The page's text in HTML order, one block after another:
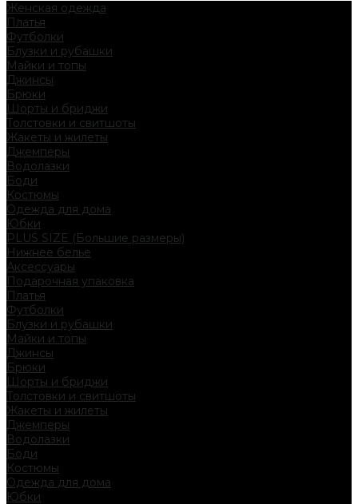
Женская одежда
Платья
Футболки
Блузки и рубашки
Майки и топы
Джинсы
Брюки
Шорты и бриджи
Толстовки и свитшоты
Жакеты и жилеты
Джемперы
Водолазки
Боди
Костюмы
Одежда для дома
Юбки
PLUS SIZE (Большие размеры)
Нижнее белье
Аксессуары
Подарочная упаковка
Платья
Футболки
Блузки и рубашки
Майки и топы
Джинсы
Брюки
Шорты и бриджи
Толстовки и свитшоты
Жакеты и жилеты
Джемперы
Водолазки
Боди
Костюмы
Одежда для дома
Юбки